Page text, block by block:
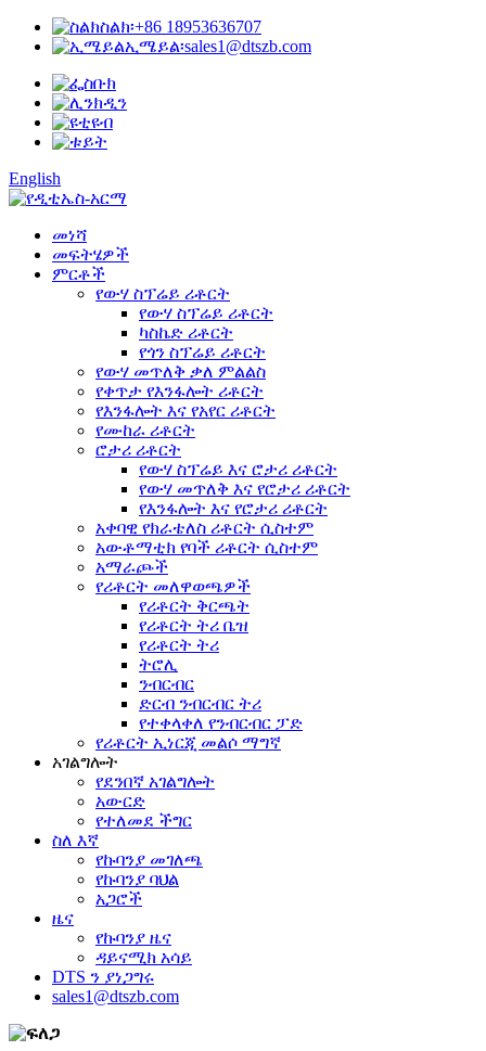
ስልክ፡+86 18953636707
ኢሜይል፡sales1@dtszb.com
English
መነሻ
መፍትሄዎች
ምርቶች
የውሃ ስፕሬይ ሪቶርት
የውሃ ስፕሬይ ሪቶርት
ካስኬድ ሪቶርት
የጎን ስፕሬይ ሪቶርት
የውሃ መጥለቅ ቃለ ምልልስ
የቀጥታ የእንፋሎት ሪቶርት
የእንፋሎት እና የአየር ሪቶርት
የሙከራ ሪቶርት
ሮታሪ ሪቶርት
የውሃ ስፕሬይ እና ሮታሪ ሪቶርት
የውሃ መጥለቅ እና የሮታሪ ሪቶርት
የእንፋሎት እና የሮታሪ ሪቶርት
አቀባዊ የክራቴለስ ሪቶርት ሲስተም
አውቶማቲክ የባች ሪቶርት ሲስተም
አማራጮች
የሪቶርት መለዋወጫዎች
የሪቶርት ቅርጫት
የሪቶርት ትሪ ቤዝ
የሪቶርት ትሪ
ትሮሊ
ንብርብር
ድርብ ንብርብር ትሪ
የተቀላቀለ የንብርብር ፓድ
የሪቶርት ኢነርጂ መልሶ ማግኛ
አገልግሎት
የደንበኛ አገልግሎት
አውርድ
የተለመደ ችግር
ስለ እኛ
የኩባንያ መገለጫ
የኩባንያ ባህል
አጋሮች
ዜና
የኩባንያ ዜና
ዳይናሚክ አሳይ
DTS ን ያነጋግሩ
sales1@dtszb.com